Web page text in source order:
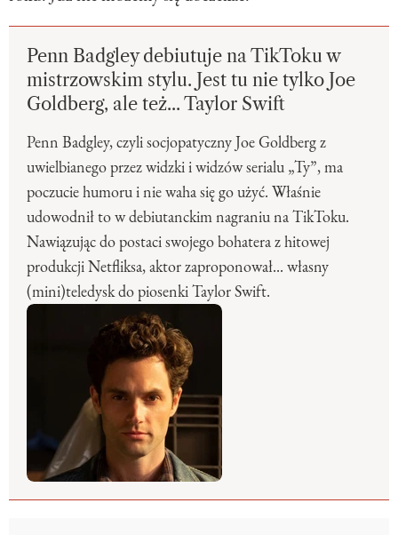
Penn Badgley debiutuje na TikToku w
mistrzowskim stylu. Jest tu nie tylko Joe
Goldberg, ale też... Taylor Swift
Penn Badgley, czyli socjopatyczny Joe Goldberg z
uwielbianego przez widzki i widzów serialu „Ty”, ma
poczucie humoru i nie waha się go użyć. Właśnie
udowodnił to w debiutanckim nagraniu na TikToku.
Nawiązując do postaci swojego bohatera z hitowej
produkcji Netfliksa, aktor zaproponował... własny
(mini)teledysk do piosenki Taylor Swift.